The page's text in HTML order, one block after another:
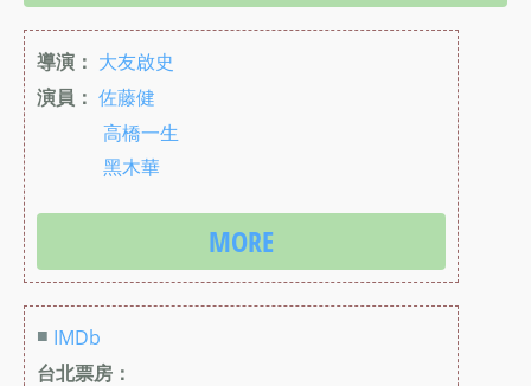
導演： 大友啟史
演員： 佐藤健
高橋一生
黑木華
MORE
■ IMDb
台北票房：